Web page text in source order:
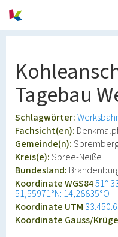
Tagebau
Schlagwörter:
Fachsicht(en):
Gemeinde(n):
Kreis(e):Spree-Neiße
Bundesland:
Koordinate WGS8451°
51,55971°N: 14,28835°O
Koordinate UTM
Koordinate Gauss/